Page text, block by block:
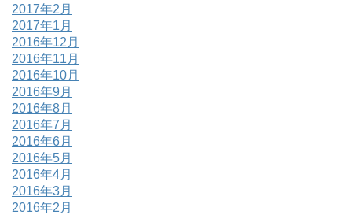
2017年2月
2017年1月
2016年12月
2016年11月
2016年10月
2016年9月
2016年8月
2016年7月
2016年6月
2016年5月
2016年4月
2016年3月
2016年2月